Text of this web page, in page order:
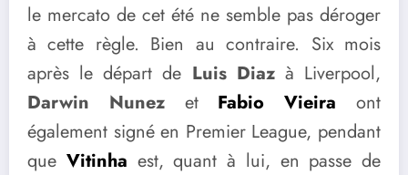
le mercato de cet été ne semble pas déroger
à cette règle. Bien au contraire. Six mois
après le départ de Luis Diazà Liverpool,
Darwin NunezetFabio Vieira ont
également signé en Premier League, pendant
que Vitinha est, quant à lui, en passe de